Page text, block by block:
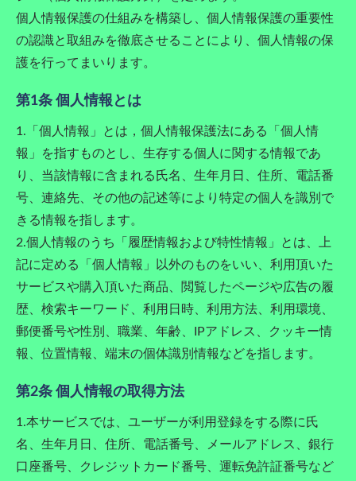
個人情報保護の仕組みを構築し、個人情報保護の重要性
の認識と取組みを徹底させることにより、個人情報の保
護を行ってまいります。
第1条 個人情報とは
1.「個人情報」とは，個人情報保護法にある「個人情
報」を指すものとし、生存する個人に関する情報であ
り、当該情報に含まれる氏名、生年月日、住所、電話番
号、連絡先、その他の記述等により特定の個人を識別で
きる情報を指します。
2.個人情報のうち「履歴情報および特性情報」とは、上
記に定める「個人情報」以外のものをいい、利用頂いた
サービスや購入頂いた商品、閲覧したページや広告の履
歴、検索キーワード、利用日時、利用方法、利用環境、
郵便番号や性別、職業、年齢、IPアドレス、クッキー情
報、位置情報、端末の個体識別情報などを指します。
第2条 個人情報の取得方法
1.本サービスでは、ユーザーが利用登録をする際に氏
名、生年月日、住所、電話番号、メールアドレス、銀行
口座番号、クレジットカード番号、運転免許証番号など